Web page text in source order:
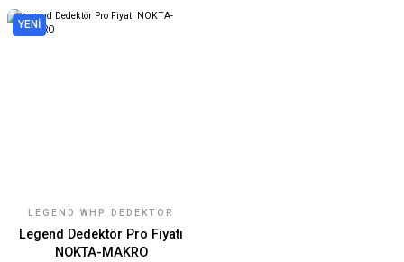
YENİ
LEGEND WHP DEDEKTÖR
Legend Dedektör Pro Fiyatı
NOKTA-MAKRO